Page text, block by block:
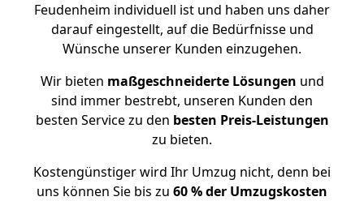
Feudenheim individuell ist und haben uns daher
darauf eingestellt, auf die Bedürfnisse und
Wünsche unserer Kunden einzugehen.
Wir bieten maßgeschneiderte Lösungen und
sind immer bestrebt, unseren Kunden den
besten Service zu den besten Preis-Leistungen
zu bieten.
Kostengünstiger wird Ihr Umzug nicht, denn bei
uns können Sie bis zu 60 % der Umzugskosten